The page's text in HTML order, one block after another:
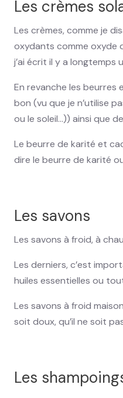
Les crèmes
Les crèmes, comme je
oxydants comme oxyde
j’ai écrit il y a
En revanche les beurres
bon (vu que je n’utilise
ou le soleil…)) ainsi que
Le beurre de karité et
dire le beurre de karité
Les savons
Les savons à froid, à
Les derniers, c’est
huiles essentielles ou
Les savons à froid
soit doux, qu’il ne soit
Les